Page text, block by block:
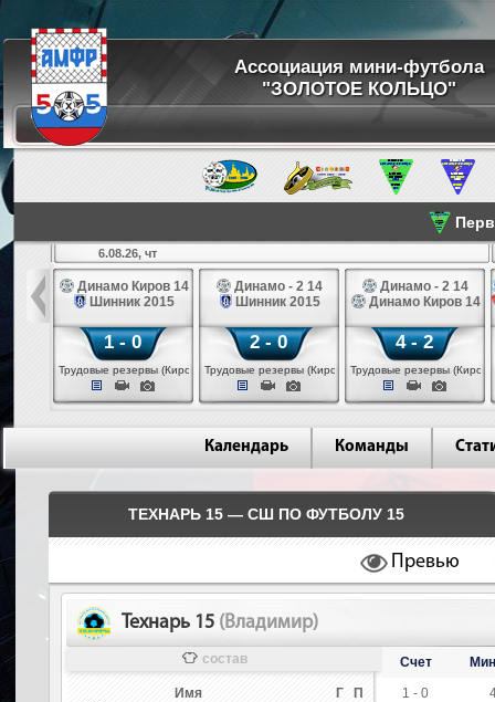
Ассоциация мини-футбола
"ЗОЛОТОЕ КОЛЬЦО"
14
6.08.26, чт
Динамо Киров 14
Шинник 2015
1 - 0
Трудовые резервы (Киров)
Динамо - 2 14
Шинник 2015
2 - 0
Трудовые резервы (Киров)
Динамо - 2 14
Динамо Киров 14
4 - 2
Трудовые резервы (Киров)
Календарь Команды
ТЕХНАРЬ 15 — СШ ПО ФУТБОЛУ 15
Превью
Технарь 15 (Владимир)
состав
Имя Г П
Счет
1 - 0